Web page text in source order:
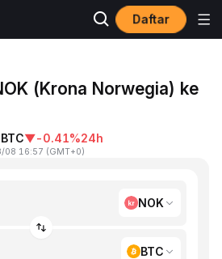
Daftar
(Krona Norwegia) ke
▼-0.41%24h
08 16:57 (GMT+0)
NOK
BTC